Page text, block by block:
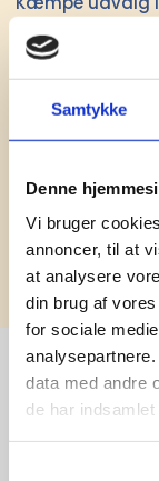
Samtykke
Denne
Vi bruger
annoncer, til at
at analysere
din brug af
for sociale
data med andre
de har
til din
har